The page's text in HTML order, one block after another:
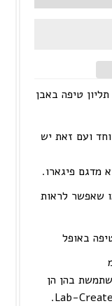
טיפה באבן
ועם זאת יש
מדגם פיגארו.
שאפשר לראות
באופל
בהן הן